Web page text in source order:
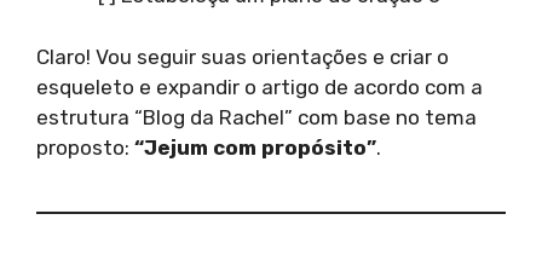
Claro! Vou seguir suas orientações e criar o
esqueleto e expandir o artigo de acordo com a
estrutura “Blog da Rachel” com base no tema
proposto: “Jejum com propósito”.